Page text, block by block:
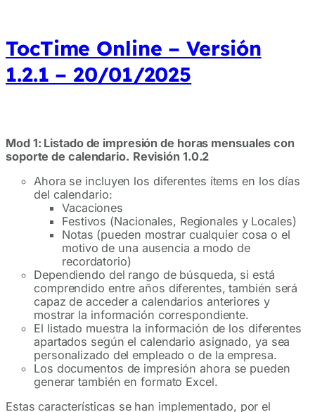
TocTime Online – Versión
1.2.1 – 20/01/2025
Mod 1: Listado de impresión de horas mensuales con
soporte de calendario. Revisión 1.0.2
Ahora se incluyen los diferentes ítems en los días
del calendario:
Vacaciones
Festivos (Nacionales, Regionales y Locales)
Notas (pueden mostrar cualquier cosa o el
motivo de una ausencia a modo de
recordatorio)
Dependiendo del rango de búsqueda, si está
comprendido entre años diferentes, también será
capaz de acceder a calendarios anteriores y
mostrar la información correspondiente.
El listado muestra la información de los diferentes
apartados según el calendario asignado, ya sea
personalizado del empleado o de la empresa.
Los documentos de impresión ahora se pueden
generar también en formato Excel.
Estas características se han implementado, por el